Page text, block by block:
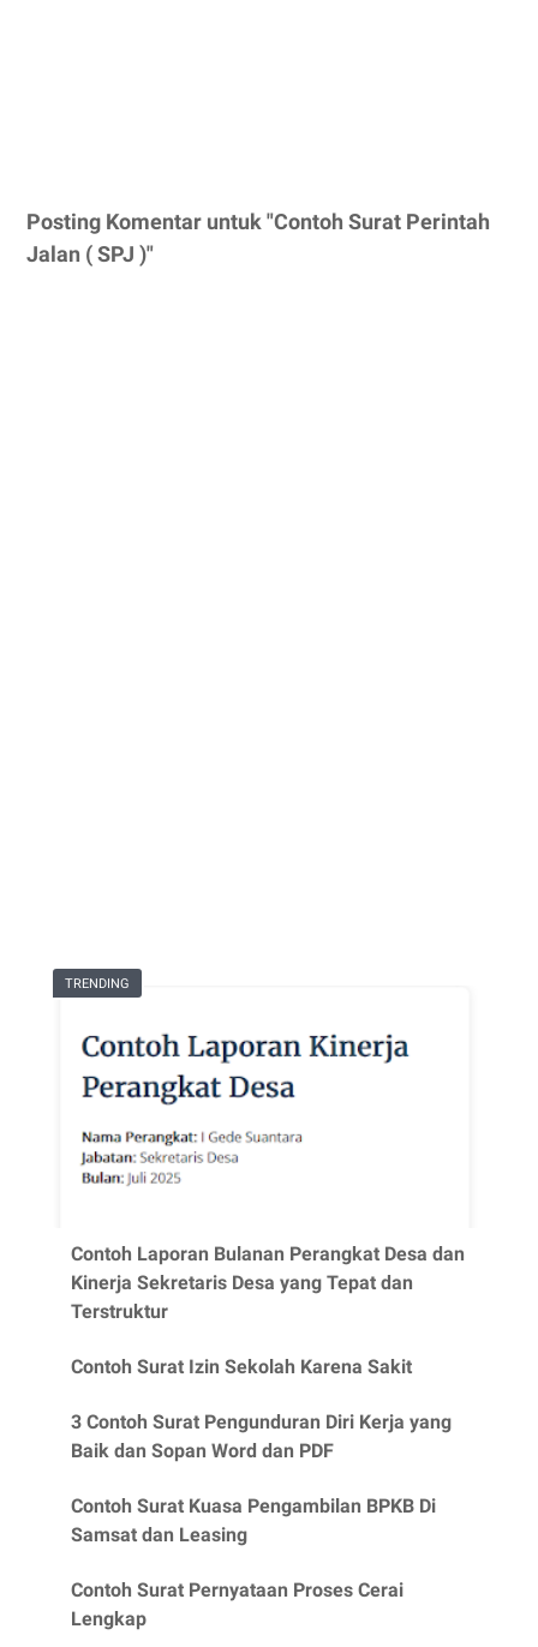
Posting Komentar untuk "Contoh Surat Perintah
Jalan ( SPJ )"
TRENDING
Contoh Laporan Bulanan Perangkat Desa dan
Kinerja Sekretaris Desa yang Tepat dan
Terstruktur
Contoh Surat Izin Sekolah Karena Sakit
3 Contoh Surat Pengunduran Diri Kerja yang
Baik dan Sopan Word dan PDF
Contoh Surat Kuasa Pengambilan BPKB Di
Samsat dan Leasing
Contoh Surat Pernyataan Proses Cerai
Lengkap